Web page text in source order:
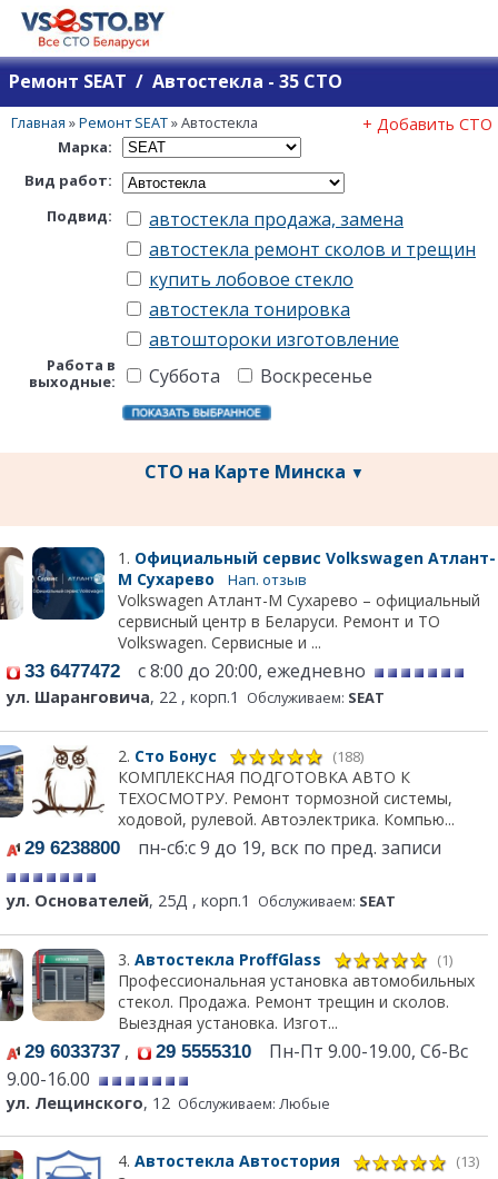
Ремонт SEAT / Автостекла - 35 СТО
Главная »Ремонт SEAT»Автостекла + Добавить СТО
Марка:
Вид работ:
Подвид:
автостекла продажа, замена
автостекла ремонт сколов и трещин
купить лобовое стекло
автостекла тонировка
автоштороки изготовление
Работа в
выходные:
Суббота Воскресенье
СТО на Карте Минска ▼
1. Официальный сервис Volkswagen Атлант-
М Сухарево
Нап. отзыв
Volkswagen Атлант-М Сухарево – официальный
сервисный центр в Беларуси. Ремонт и ТО
Volkswagen. Сервисные и ...
33 6477472 с 8:00 до 20:00, ежедневно
ул. Шаранговича, 22 , корп.1 Обслуживаем: SEAT
2. Сто Бонус (188)
КОМПЛЕКСНАЯ ПОДГОТОВКА АВТО К
ТЕХОСМОТРУ. Ремонт тормозной системы,
ходовой, рулевой. Автоэлектрика. Компью...
29 6238800 пн-сб:с 9 до 19, вск по пред. записи
ул. Основателей, 25Д , корп.1 Обслуживаем: SEAT
3. Автостекла ProffGlass (1)
Профессиональная установка автомобильных
стекол. Продажа. Ремонт трещин и сколов.
Выездная установка. Изгот...
29 6033737 , 29 5555310 Пн-Пт 9.00-19.00, Сб-Вс
9.00-16.00
ул. Лещинского, 12 Обслуживаем: Любые
4. Автостекла Автостория (13)